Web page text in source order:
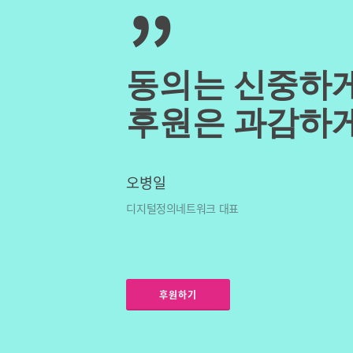
”
동의는 신중하
후원은 과감하
오병일
디지털정의네트워크 대표
후원하기